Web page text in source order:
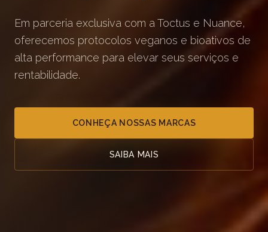
Em parceria exclusiva com a Toctus e Nuance,
oferecemos protocolos veganos e bioativos de
alta performance para elevar seus serviços e
rentabilidade.
CONHEÇA NOSSAS MARCAS
SAIBA MAIS